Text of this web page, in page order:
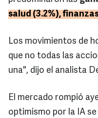
salud (3.2%),
Los movimientos de
que no todas las
una", dijo el analista
El mercado rompió
optimismo por la IA